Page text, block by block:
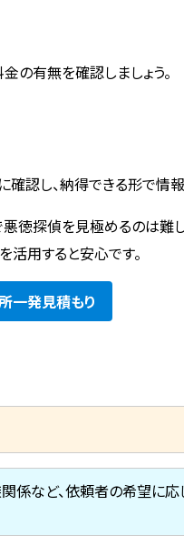
有無を確認しましょう。
認し、納得できる形で情
徳探偵を見極めるのは難
を活用すると安心です。
一発見積もり
係など、依頼者の希望に